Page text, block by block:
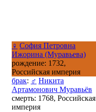
♀ София Петровна
Ижорина (Муравьева)
рождение: 1732,
Российская империя
брак: ♂ Никита
Артамонович Муравьёв
смерть: 1768, Российская
империя